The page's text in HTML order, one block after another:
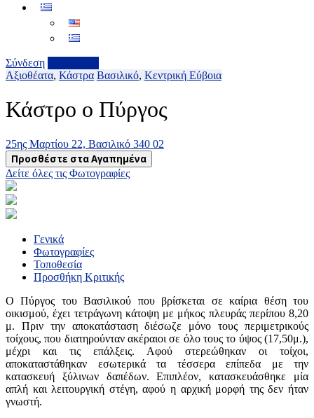
Σύνδεση
Αξιοθέατα, Κάστρα Βασιλικό, Κεντρική Εύβοια
Κάστρο ο Πύργος
25ης Μαρτίου 22, Βασιλικό 340 02
Προσθέστε στα Αγαπημένα
Δείτε όλες τις Φωτογραφίες
Γενικά
Φωτογραφίες
Τοποθεσία
Προσθήκη Κριτικής
Ο Πύργος του Βασιλικού που βρίσκεται σε καίρια θέση του
οικισμού, έχει τετράγωνη κάτοψη με μήκος πλευράς περίπου 8,20
μ. Πριν την αποκατάσταση διέσωζε μόνο τους περιμετρικούς
τοίχους, που διατηρούνταν ακέραιοι σε όλο τους το ύψος (17,50μ.),
μέχρι και τις επάλξεις. Αφού στερεώθηκαν οι τοίχοι,
αποκαταστάθηκαν εσωτερικά τα τέσσερα επίπεδα με την
κατασκευή ξύλινων δαπέδων. Επιπλέον, κατασκευάσθηκε μία
απλή και λειτουργική στέγη, αφού η αρχική μορφή της δεν ήταν
γνωστή.